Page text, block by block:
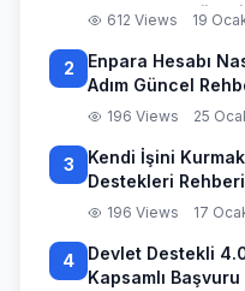
ve Başvuru Süreci
612 Views 19
2
Enpara Hesabı
Adım Güncel
196 Views 25
3
Kendi İşini
Destekleri
196 Views 17
4
Devlet Destekli
Kapsamlı